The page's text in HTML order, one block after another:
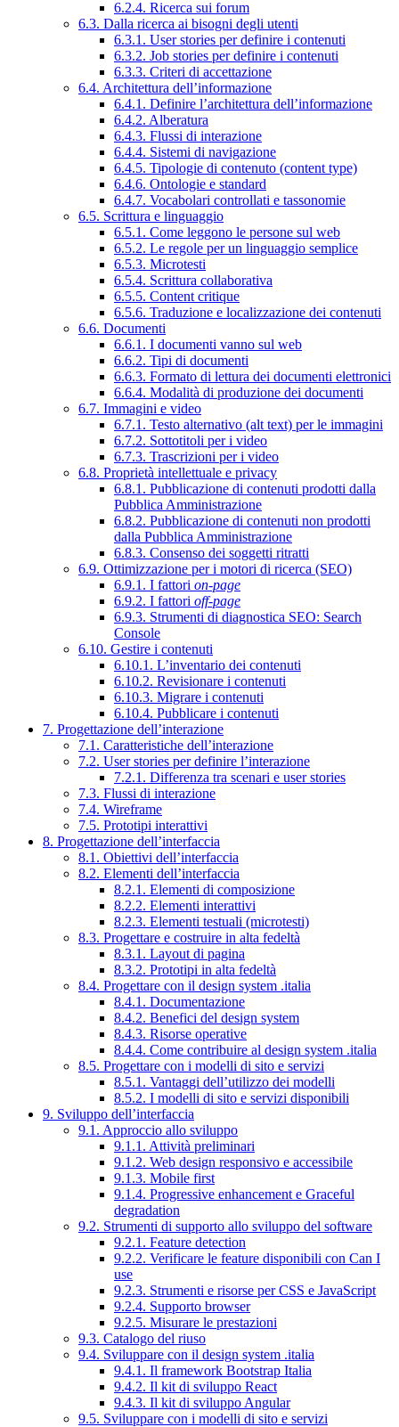
6.2.4. Ricerca sui forum
6.3. Dalla ricerca ai bisogni degli utenti
6.3.1. User stories per definire i contenuti
6.3.2. Job stories per definire i contenuti
6.3.3. Criteri di accettazione
6.4. Architettura dell’informazione
6.4.1. Definire l’architettura dell’informazione
6.4.2. Alberatura
6.4.3. Flussi di interazione
6.4.4. Sistemi di navigazione
6.4.5. Tipologie di contenuto (content type)
6.4.6. Ontologie e standard
6.4.7. Vocabolari controllati e tassonomie
6.5. Scrittura e linguaggio
6.5.1. Come leggono le persone sul web
6.5.2. Le regole per un linguaggio semplice
6.5.3. Microtesti
6.5.4. Scrittura collaborativa
6.5.5. Content critique
6.5.6. Traduzione e localizzazione dei contenuti
6.6. Documenti
6.6.1. I documenti vanno sul web
6.6.2. Tipi di documenti
6.6.3. Formato di lettura dei documenti elettronici
6.6.4. Modalità di produzione dei documenti
6.7. Immagini e video
6.7.1. Testo alternativo (alt text) per le immagini
6.7.2. Sottotitoli per i video
6.7.3. Trascrizioni per i video
6.8. Proprietà intellettuale e privacy
6.8.1. Pubblicazione di contenuti prodotti dalla
Pubblica Amministrazione
6.8.2. Pubblicazione di contenuti non prodotti
dalla Pubblica Amministrazione
6.8.3. Consenso dei soggetti ritratti
6.9. Ottimizzazione per i motori di ricerca (SEO)
6.9.1. I fattori on-page
6.9.2. I fattori off-page
6.9.3. Strumenti di diagnostica SEO: Search
Console
6.10. Gestire i contenuti
6.10.1. L’inventario dei contenuti
6.10.2. Revisionare i contenuti
6.10.3. Migrare i contenuti
6.10.4. Pubblicare i contenuti
7. Progettazione dell’interazione
7.1. Caratteristiche dell’interazione
7.2. User stories per definire l’interazione
7.2.1. Differenza tra scenari e user stories
7.3. Flussi di interazione
7.4. Wireframe
7.5. Prototipi interattivi
8. Progettazione dell’interfaccia
8.1. Obiettivi dell’interfaccia
8.2. Elementi dell’interfaccia
8.2.1. Elementi di composizione
8.2.2. Elementi interattivi
8.2.3. Elementi testuali (microtesti)
8.3. Progettare e costruire in alta fedeltà
8.3.1. Layout di pagina
8.3.2. Prototipi in alta fedeltà
8.4. Progettare con il design system .italia
8.4.1. Documentazione
8.4.2. Benefici del design system
8.4.3. Risorse operative
8.4.4. Come contribuire al design system .italia
8.5. Progettare con i modelli di sito e servizi
8.5.1. Vantaggi dell’utilizzo dei modelli
8.5.2. I modelli di sito e servizi disponibili
9. Sviluppo dell’interfaccia
9.1. Approccio allo sviluppo
9.1.1. Attività preliminari
9.1.2. Web design responsivo e accessibile
9.1.3. Mobile first
9.1.4. Progressive enhancement e Graceful
degradation
9.2. Strumenti di supporto allo sviluppo del software
9.2.1. Feature detection
9.2.2. Verificare le feature disponibili con Can I
use
9.2.3. Strumenti e risorse per CSS e JavaScript
9.2.4. Supporto browser
9.2.5. Misurare le prestazioni
9.3. Catalogo del riuso
9.4. Sviluppare con il design system .italia
9.4.1. Il framework Bootstrap Italia
9.4.2. Il kit di sviluppo React
9.4.3. Il kit di sviluppo Angular
9.5. Sviluppare con i modelli di sito e servizi